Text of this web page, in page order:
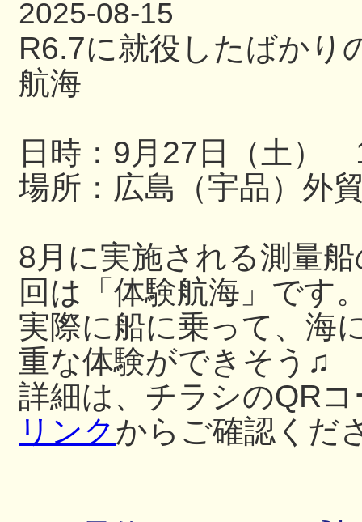
2025-08-15
R6.7に就役したばかり
航海
日時：9月27日（土）
場所：広島（宇品）外
8月に実施される測量
回は「体験航海」です
実際に船に乗って、海
重な体験ができそう♫
詳細は、チラシのQR
リンクからご確認くだ